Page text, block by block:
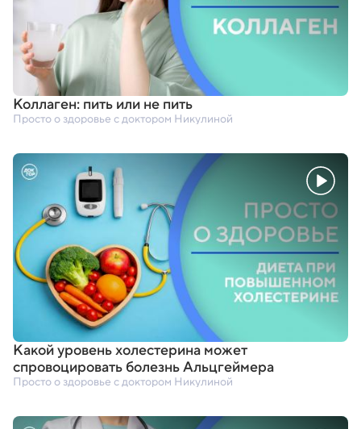
Коллаген: пить или не пить
Просто о здоровье с доктором Никулиной
Какой уровень холестерина может
спровоцировать болезнь Альцгеймера
Просто о здоровье с доктором Никулиной